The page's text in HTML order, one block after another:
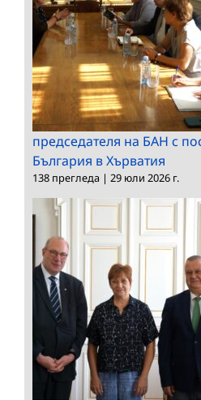
председателя на БАН с
България в Хърватия
138 прегледа | 29 юли 2026 г.